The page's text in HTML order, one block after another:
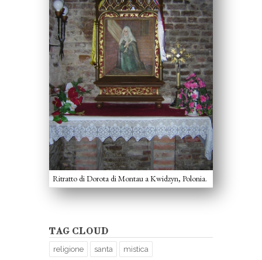
Ritratto di Dorota di Montau a Kwidzyn, Polonia.
TAG CLOUD
religione santa mistica